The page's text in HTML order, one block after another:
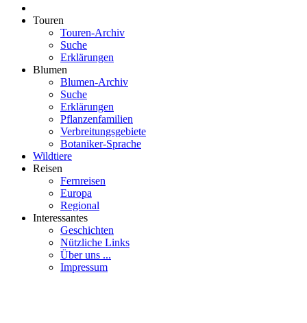
Touren
Touren-Archiv
Suche
Erklärungen
Blumen
Blumen-Archiv
Suche
Erklärungen
Pflanzenfamilien
Verbreitungsgebiete
Botaniker-Sprache
Wildtiere
Reisen
Fernreisen
Europa
Regional
Interessantes
Geschichten
Nützliche Links
Über uns ...
Impressum